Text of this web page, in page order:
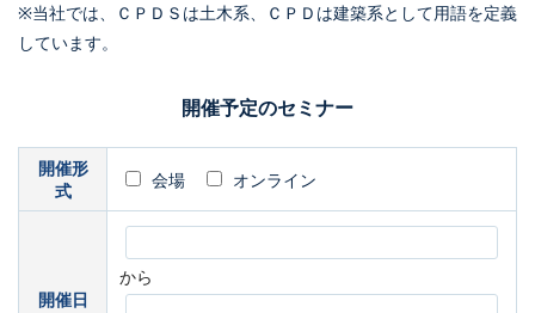
※当社では、ＣＰＤＳは土木系、ＣＰＤは建築系として用語を定義
しています。
開催予定のセミナー
開催形
式
会場 オンライン
開催日
から